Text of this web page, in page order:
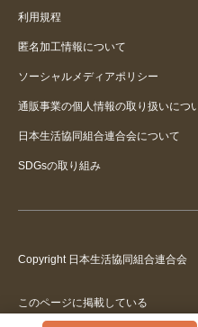
利用規程
匿名加工情報について
ソーシャルメディアポリシー
通販事業の個人情報の取り扱いにつ
日本生活協同組合連合会について
SDGsの取り組み
Copyright 日本生活協同組合連合会
このページに掲載している
記載・写真の無断転載を禁止します。